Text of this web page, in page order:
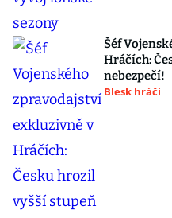
Šéf
Hráčích:
nebezpečí!
Blesk hráči